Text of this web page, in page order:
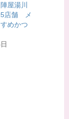
屋湯川
店舗 メ
めかつ